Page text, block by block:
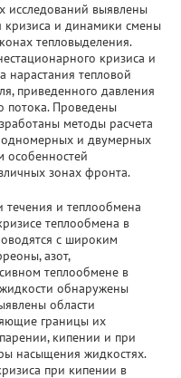
исследований выявлены
кризиса и динамики смены
тепловыделения.
кризиса и
нарастания тепловой
приведенного давления
потока. Проведены
методы расчета
одномерных и двумерных
особенностей
зонах фронта.
течения и теплообмена
теплообмена в
с широким
азот,
теплообмене в
обнаружены
области
границы их
кипении и при
насыщения жидкостях.
при кипении в